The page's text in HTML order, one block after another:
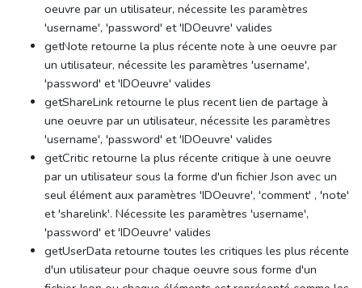
oeuvre par un utilisateur, nécessite les paramètres
'username', 'password' et 'IDOeuvre' valides
getNote retourne la plus récente note à une oeuvre par
un utilisateur, nécessite les paramètres 'username',
'password' et 'IDOeuvre' valides
getShareLink retourne le plus recent lien de partage à
une oeuvre par un utilisateur, nécessite les paramètres
'username', 'password' et 'IDOeuvre' valides
getCritic retourne la plus récente critique à une oeuvre
par un utilisateur sous la forme d'un fichier Json avec un
seul élément aux paramètres 'IDOeuvre', 'comment' , 'note'
et 'sharelink'. Nécessite les paramètres 'username',
'password' et 'IDOeuvre' valides
getUserData retourne toutes les critiques les plus récente
d'un utilisateur pour chaque oeuvre sous forme d'un